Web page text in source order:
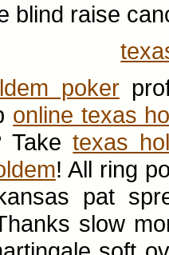
blind raise
poker
online texas
Taketexas
! All ring
pat
slow